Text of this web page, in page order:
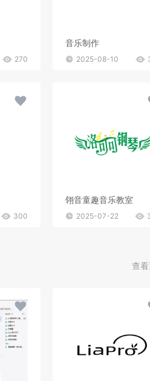
270
音乐制作
2025-08-10
300
翎音童趣音乐教室
2025-07-22
查